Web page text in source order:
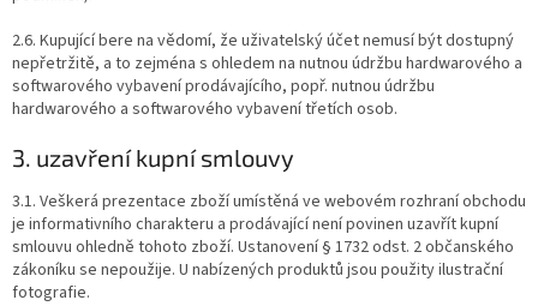
2.6. Kupující bere na vědomí, že uživatelský účet nemusí být dostupný
nepřetržitě, a to zejména s ohledem na nutnou údržbu hardwarového a
softwarového vybavení prodávajícího, popř. nutnou údržbu
hardwarového a softwarového vybavení třetích osob.
3. uzavření kupní smlouvy
3.1. Veškerá prezentace zboží umístěná ve webovém rozhraní obchodu
je informativního charakteru a prodávající není povinen uzavřít kupní
smlouvu ohledně tohoto zboží. Ustanovení § 1732 odst. 2 občanského
zákoníku se nepoužije. U nabízených produktů jsou použity ilustrační
fotografie.